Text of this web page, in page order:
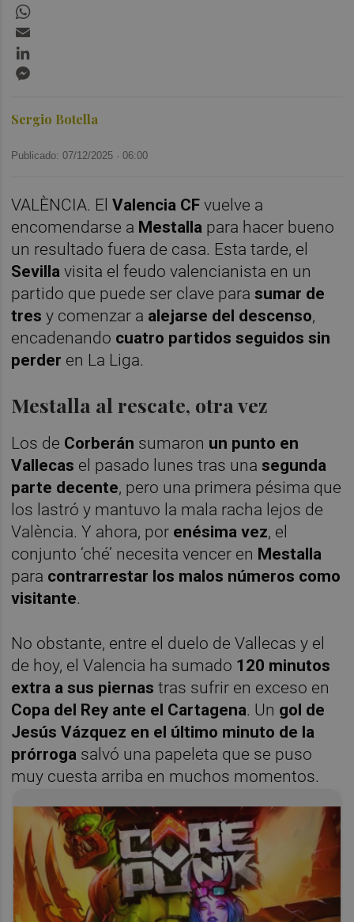
Sergio Botella
Publicado: 07/12/2025 ·06:00
VALÈNCIA. ElValencia CF vuelve a
encomendarse a Mestalla para hacer bueno
un resultado fuera de casa. Esta tarde, el
Sevilla visita el feudo valencianista en un
partido que puede ser clave parasumar de
tres y comenzar a alejarse del descenso,
encadenando cuatro partidos seguidos sin
perder en La Liga.
Mestalla al rescate, otra vez
Los de Corberán sumaron un punto en
Vallecas el pasado lunes tras unasegunda
parte decente, pero una primera pésima que
los lastró y mantuvo la mala racha lejos de
València. Y ahora, por enésima vez, el
conjunto ‘ché’ necesita vencer en Mestalla
para contrarrestar los malos números como
visitante.
No obstante, entre el duelo de Vallecas y el
de hoy, el Valencia ha sumado 120 minutos
extra a sus piernas tras sufrir en exceso en
Copa del Rey ante el Cartagena. Un gol de
Jesús Vázquez en el último minuto de la
prórroga salvó una papeleta que se puso
muy cuesta arriba en muchos momentos.